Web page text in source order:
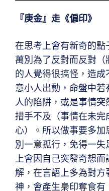
『庚金』走《偏印》
在思考上會有新奇的
萬別為了反對而反對
的人覺得很搞怪，造
意小人出動，命盤中
人的陷阱，或是事情
措手不及（事情在未完
心）。所以做事要多加
別一意孤行，免得一
上會因自己突發奇想
解，在言語上多為對
神，會產生梟印奪食有